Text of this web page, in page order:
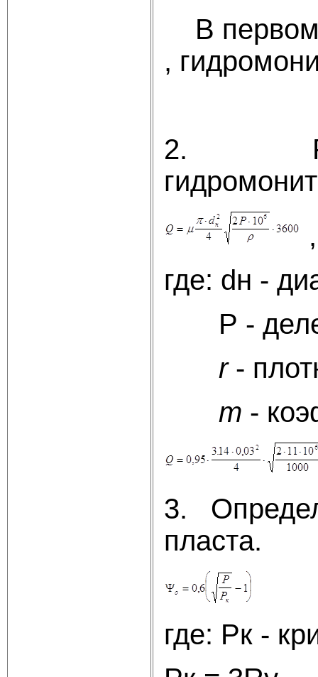
В первом
,
2.
где: dн -
Р -
r-
m -
3.
пласта.
где: Рк -